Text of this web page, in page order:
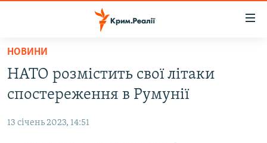
Перейти
основного
матеріалу
до
ВОДА.КРИМ
ВІДЕО ТА ФОТО
ПОЛІТИКА
НОВИНИ
НАТО розмістить свої літаки
спостереження в Румунії
13 січень 2023, 14:51